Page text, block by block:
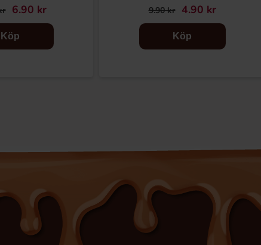
6.90 kr
Köp
9.90 kr 4.90 kr
Köp